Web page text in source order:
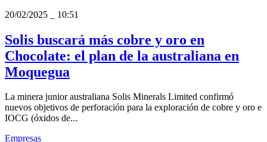
20/02/2025
10:51
Solis buscará más cobre y oro en
Chocolate: el plan de la australiana en
Moquegua
La minera junior australiana Solis Minerals Limited confirmó
nuevos objetivos de perforación para la exploración de cobre y oro e
IOCG (óxidos de...
Empresas